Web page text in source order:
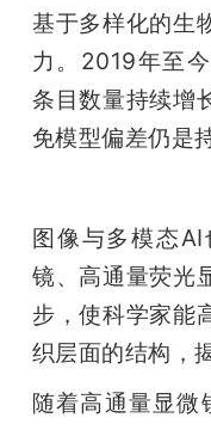
基于多样化的生
力。2019年至
条目数量持续增
免模型偏差仍是
图像与多模态
镜、高通量荧光
步，使科学家能
织层面的结构，
随着高通量显